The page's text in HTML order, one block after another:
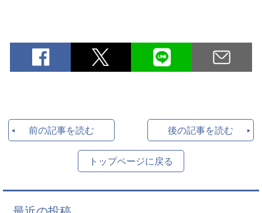
前の記事を読む 後の記事を読む
トップページに戻る